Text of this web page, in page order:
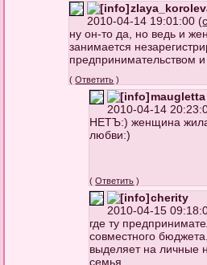
2010-04-14 19:01:00 (
ну он-то да, но ведь и
занимается
предпринимательством
(Ответить )
maugletta
2010-04-14
НЕТЪ:) женщина
любви:)
(Ответить )
cherity
2010-04-15
где ту
совместного
выделяет на личные
семья